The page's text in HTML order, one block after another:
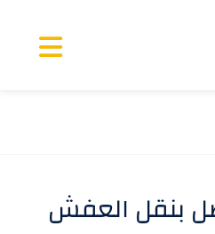
بنقل العفش